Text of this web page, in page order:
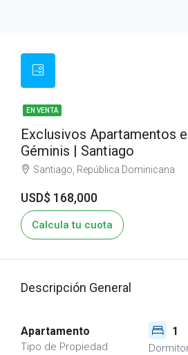
EN VENTA
Exclusivos Apartamentos
Géminis | Santiago
Santiago, República Dominicana
USD$ 168,000
Calcula tu cuota
Descripción General
Apartamento
Tipo de Propiedad
1